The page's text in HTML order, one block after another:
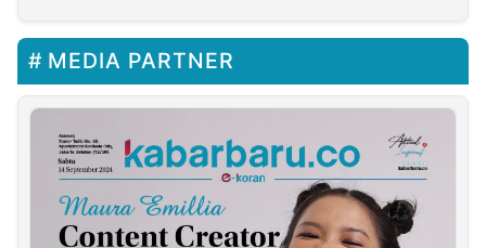
MEDIA PARTNER